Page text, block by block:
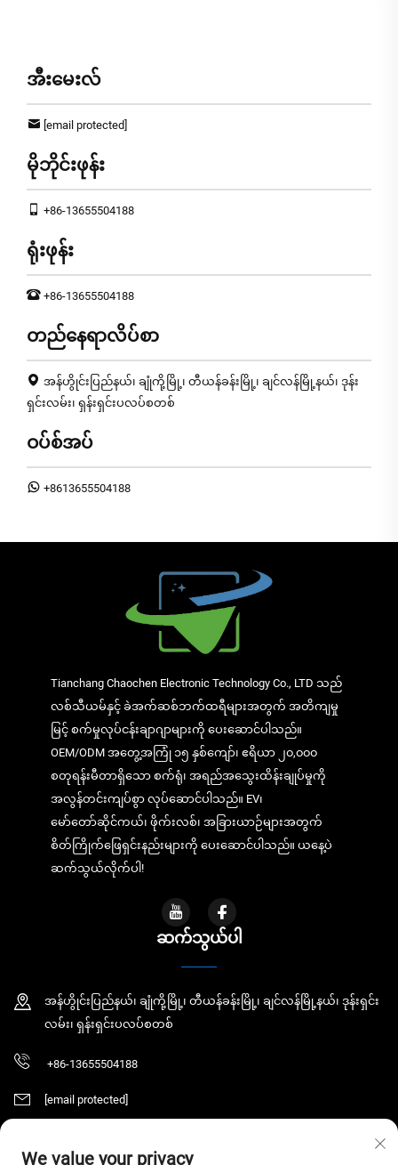
အီးမေးလ်
[email protected]
မိုဘိုင်းဖုန်း
+86-13655504188
ရုံးဖုန်း
+86-13655504188
တည်နေရာလိပ်စာ
အန်ဟွိုင်းပြည်နယ်၊ ချုံကို့မြို့၊ တီယန်ခန်းမြို့၊ ချင်လန်မြို့နယ်၊ ဒုန်း
ရှင်းလမ်း၊ ရှန်းရှင်းပလပ်စတစ်
ဝပ်စ်အပ်
+8613655504188
Tianchang Chaochen Electronic Technology Co., LTD သည်
လစ်သီယမ်နှင့် ခဲအက်ဆစ်ဘက်ထရီများအတွက် အတိကျမှု
မြင့် စက်မှုလုပ်ငန်းချာဂျာများကို ပေးဆောင်ပါသည်။
OEM/ODM အတွေ့အကြုံ ၁၅ နှစ်ကျော်၊ ဧရိယာ ၂၀,၀၀၀
စတုရန်းမီတာရှိသော စက်ရုံ၊ အရည်အသွေးထိန်းချုပ်မှုကို
အလွန်တင်းကျပ်စွာ လုပ်ဆောင်ပါသည်။ EV၊
မော်တော်ဆိုင်ကယ်၊ ဖိုက်းလစ်၊ အခြားယာဉ်များအတွက်
စိတ်ကြိုက်ဖြေရှင်းနည်းများကို ပေးဆောင်ပါသည်။ ယနေ့ပဲ
ဆက်သွယ်လိုက်ပါ!
ဆက်သွယ်ပါ
အန်ဟွိုင်းပြည်နယ်၊ ချုံကို့မြို့၊ တီယန်ခန်းမြို့၊ ချင်လန်မြို့နယ်၊ ဒုန်းရှင်း
လမ်း၊ ရှန်းရှင်းပလပ်စတစ်
+86-13655504188
[email protected]
We value your privacy